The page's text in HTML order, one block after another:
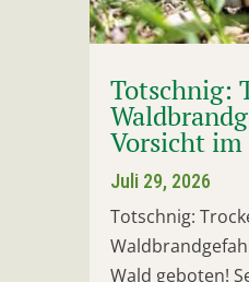
Totschnig:
Vorsicht im
Juli 29, 2026
Totschnig:
Wald geboten!